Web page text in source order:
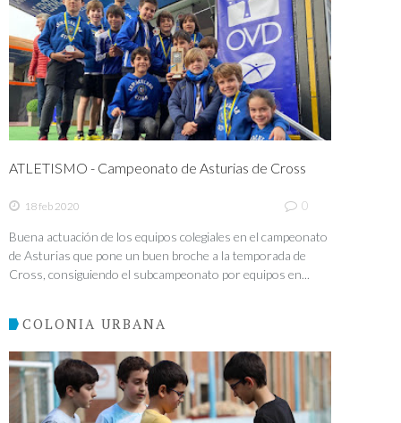
ATLETISMO - Campeonato de Asturias de Cross
18 feb 2020 0
Buena actuación de los equipos colegiales en el campeonato
de Asturias que pone un buen broche a la temporada de
Cross, consiguiendo el subcampeonato por equipos en...
COLONIA URBANA